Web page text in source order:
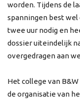
worden. Tijdens de
spanningen best wel
twee uur nodig en
dossier uiteindelijk
overgedragen aan
Het college van
de organisatie van